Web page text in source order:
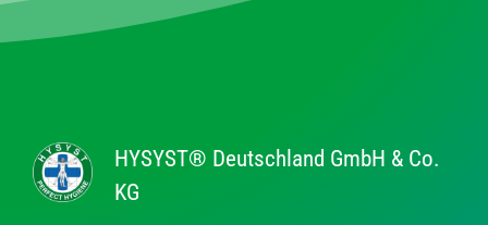
HYSYST® Deutschland GmbH & Co.
KG